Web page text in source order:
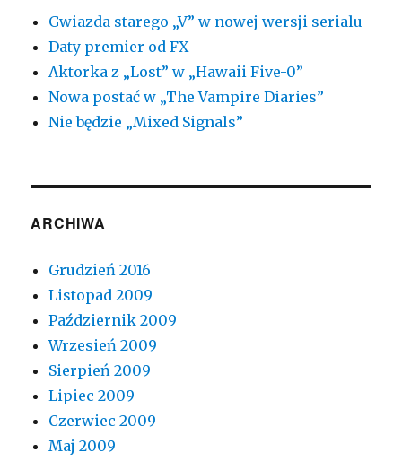
Gwiazda starego „V” w nowej wersji serialu
Daty premier od FX
Aktorka z „Lost” w „Hawaii Five-0”
Nowa postać w „The Vampire Diaries”
Nie będzie „Mixed Signals”
ARCHIWA
Grudzień 2016
Listopad 2009
Październik 2009
Wrzesień 2009
Sierpień 2009
Lipiec 2009
Czerwiec 2009
Maj 2009